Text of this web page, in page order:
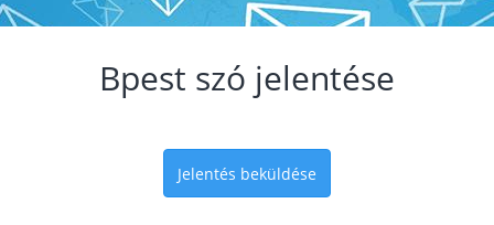
Bpest szó jelentése
Jelentés beküldése